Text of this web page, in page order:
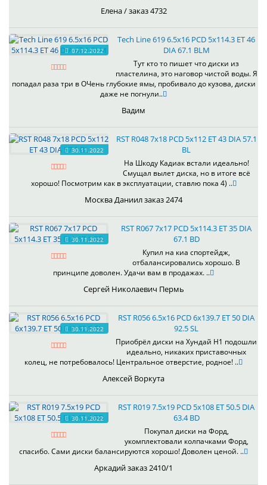
Елена / заказ 4732
07.12.2022
Tech Line 619 6.5x16 PCD 5x114.3 ET 46
DIA 67.1 BLM
Тут кто то пишет что диски из
пластелина, это наговор чистой воды. Я
попадал раза три в ОЧень глубокие ямы, пробивало до кузова, диски
даже не погнули..
Вадим
30.11.2022
RST R048 7x18 PCD 5x112 ET 43 DIA 57.1
BL
На Шкоду Кадиак встали идеально!
Смущал вылет диска, но в итоге всё
хорошо! Посмотрим как в эксплуатации, ставлю пока 4) ..
Москва Даниил заказ 2474
30.11.2022
RST R067 7x17 PCD 5x114.3 ET 35 DIA
67.1 BD
Купил на киа спортейдж,
отбалансировались хорошо. В
принципе доволен. Удачи вам в продажах. ..
Сергей Николаевич Пермь
30.11.2022
RST R056 6.5x16 PCD 6x139.7 ET 50 DIA
92.5 SL
Приобрёл диски на Хундай H1 подошли
идеально, никаких приставочных
колец, не потребовалось! Центральное отверстие, родное! ..
Алексей Воркута
30.11.2022
RST R019 7.5x19 PCD 5x108 ET 50.5 DIA
63.4 BD
Покупал диски на Форд,
укомплектовали колпачками Форд,
спасибо. Сами диски балансируются хорошо! Доволен ценой. ..
Аркадий заказ 2410/1